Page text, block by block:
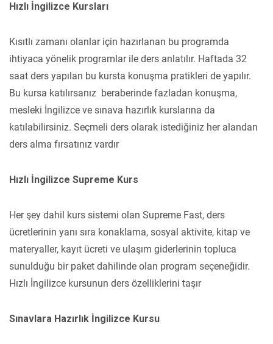
Hızlı İngilizce Kursları
Kısıtlı zamanı olanlar için hazırlanan bu programda
ihtiyaca yönelik programlar ile ders anlatılır. Haftada 32
saat ders yapılan bu kursta konuşma pratikleri de yapılır.
Bu kursa katılırsanız beraberinde fazladan konuşma,
mesleki İngilizce ve sınava hazırlık kurslarına da
katılabilirsiniz. Seçmeli ders olarak istediğiniz her alandan
ders alma fırsatınız vardır
Hızlı İngilizce Supreme Kurs
Her şey dahil kurs sistemi olan Supreme Fast, ders
ücretlerinin yanı sıra konaklama, sosyal aktivite, kitap ve
materyaller, kayıt ücreti ve ulaşım giderlerinin topluca
sunulduğu bir paket dahilinde olan program seçeneğidir.
Hızlı İngilizce kursunun ders özelliklerini taşır
Sınavlara Hazırlık İngilizce Kursu